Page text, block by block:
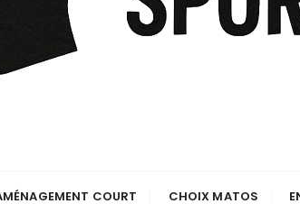
COURT CHOIX MATOS